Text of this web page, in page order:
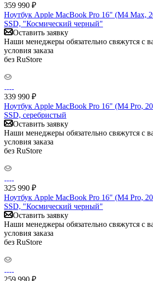
359 990 ₽
Ноутбук Apple MacBook Pro 16" (M4 Max,
SSD, "Космический черный"
Оставить заявку
Наши менеджеры обязательно свяжутся с
условия заказа
без RuStore
339 990 ₽
Ноутбук Apple MacBook Pro 16" (M4 Pro,
SSD, серебристый
Оставить заявку
Наши менеджеры обязательно свяжутся с
условия заказа
без RuStore
325 990 ₽
Ноутбук Apple MacBook Pro 16" (M4 Pro,
SSD, "Космический черный"
Оставить заявку
Наши менеджеры обязательно свяжутся с
условия заказа
без RuStore
259 990 ₽